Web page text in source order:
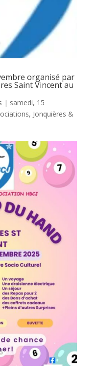
organisé par
Saint Vincent au
| samedi, 15
, Jonquières &